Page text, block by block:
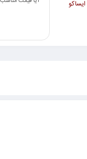
ایساکو